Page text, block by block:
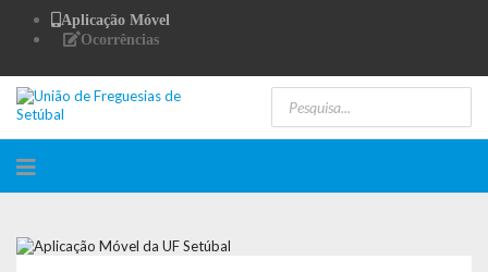
Aplicação Móvel
Ocorrências